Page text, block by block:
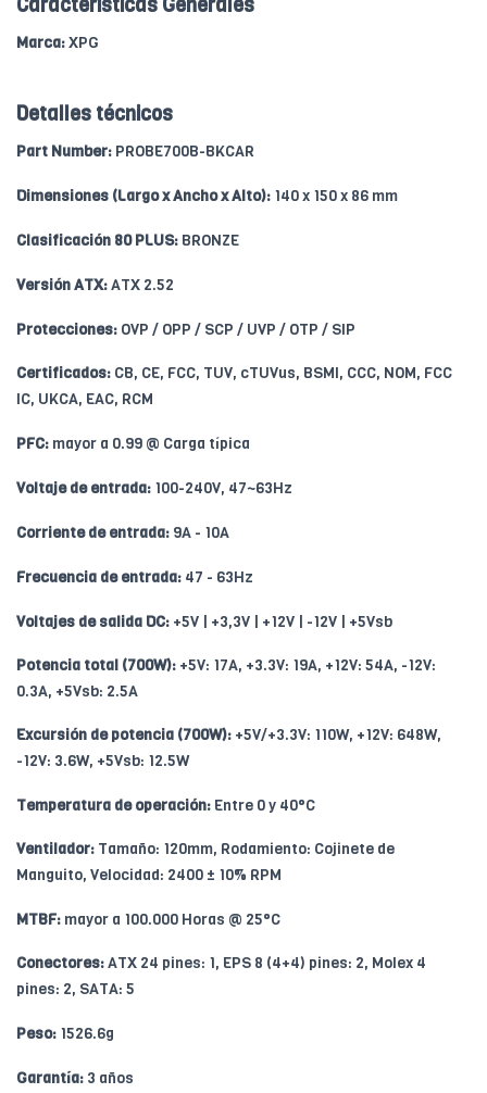
Caracteristicas Generales
Marca:XPG
Detalles técnicos
Part Number: PROBE700B-BKCAR
Dimensiones (Largo x Ancho x Alto): 140 x 150 x 86 mm
Clasificación 80 PLUS: BRONZE
Versión ATX:ATX 2.52
Protecciones: OVP / OPP / SCP / UVP / OTP / SIP
Certificados: CB, CE, FCC, TUV, cTUVus, BSMI, CCC, NOM, FCC
IC, UKCA, EAC, RCM
PFC: mayor a 0.99 @ Carga típica
Voltaje de entrada: 100-240V, 47~63Hz
Corriente de entrada: 9A - 10A
Frecuencia de entrada: 47 - 63Hz
Voltajes de salida DC: +5V | +3,3V | +12V | -12V | +5Vsb
Potencia total (700W): +5V: 17A, +3.3V: 19A, +12V: 54A, -12V:
0.3A, +5Vsb: 2.5A
Excursión de potencia (700W): +5V/+3.3V: 110W, +12V: 648W,
-12V: 3.6W, +5Vsb: 12.5W
Temperatura de operación: Entre 0 y 40°C
Ventilador: Tamaño: 120mm, Rodamiento: Cojinete de
Manguito, Velocidad: 2400 ± 10% RPM
MTBF: mayor a 100.000 Horas @ 25°C
Conectores:ATX 24 pines: 1, EPS 8 (4+4) pines: 2, Molex 4
pines: 2, SATA: 5
Peso: 1526.6g
Garantía: 3 años